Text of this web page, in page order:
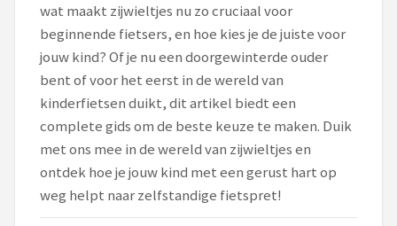
Mountainbikes
Shop
POPULAIRE MERKEN
Basil
Volare
wat maakt zijwieltjes nu zo cruciaal voor
beginnende fietsers, en hoe kies je de juiste voor
jouw kind? Of je nu een doorgewinterde ouder
bent of voor het eerst in de wereld van
kinderfietsen duikt, dit artikel biedt een
complete gids om de beste keuze te maken. Duik
met ons mee in de wereld van zijwieltjes en
ontdek hoe je jouw kind met een gerust hart op
weg helpt naar zelfstandige fietspret!